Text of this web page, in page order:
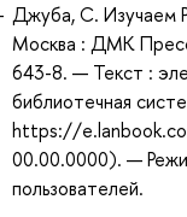
Джуба, С. Изучаем
Москва : ДМК
643-8. — Текст :
библиотечная
https://
00.00.0000). —
пользователей.